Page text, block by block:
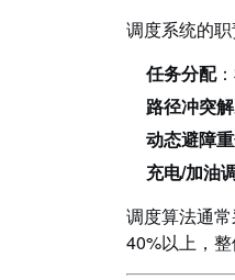
调度系统的
任务分配
路径冲突
动态避障
充电/加油
调度算法通
40%以上，整